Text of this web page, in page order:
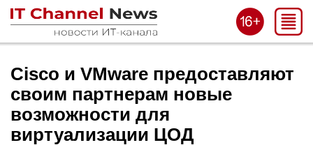
Cisco и VMware предоставляют
своим партнерам новые
возможности для
виртуализации ЦОД